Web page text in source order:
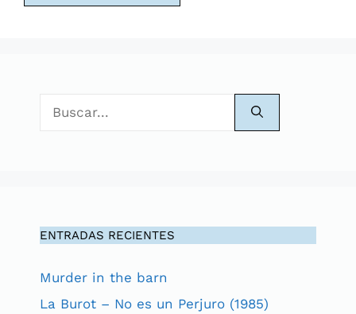
ENTRADAS RECIENTES
Murder in the barn
La Burot – No es un Perjuro (1985)